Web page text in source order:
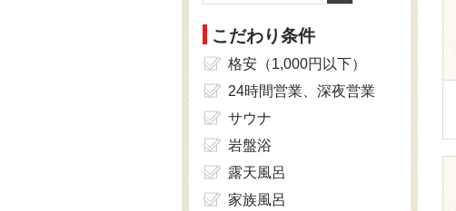
こだわり条件
格安（1,000円以下）
24時間営業、深夜営業
サウナ
岩盤浴
露天風呂
家族風呂